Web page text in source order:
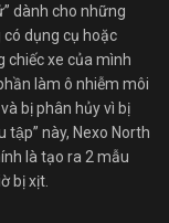
dành cho những
dụng cụ hoặc
chiếc xe của mình
làm ô nhiễm môi
bị phân hủy vì bị
tập” này, Nexo North
là tạo ra 2 mẫu
bị xịt.